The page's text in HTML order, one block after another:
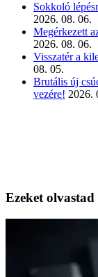
Sokkoló
2026. 08. 06.
Megérkezett
2026. 08. 06.
Visszatér a
08. 05.
Brutális új
vezére! 2026.
Ezeket